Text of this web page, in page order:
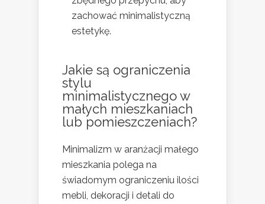
zachować minimalistyczną
estetykę.
Jakie są ograniczenia
stylu
minimalistycznego w
małych mieszkaniach
lub pomieszczeniach?
Minimalizm w aranżacji małego
mieszkania polega na
świadomym ograniczeniu ilości
mebli, dekoracji i detali do